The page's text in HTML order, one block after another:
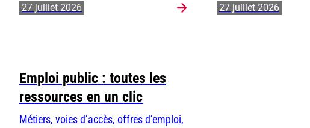
27 juillet 2026 27 juillet 2026
Emploi public : toutes les
ressources en un clic
Métiers, voies d’accès, offres d’emploi,